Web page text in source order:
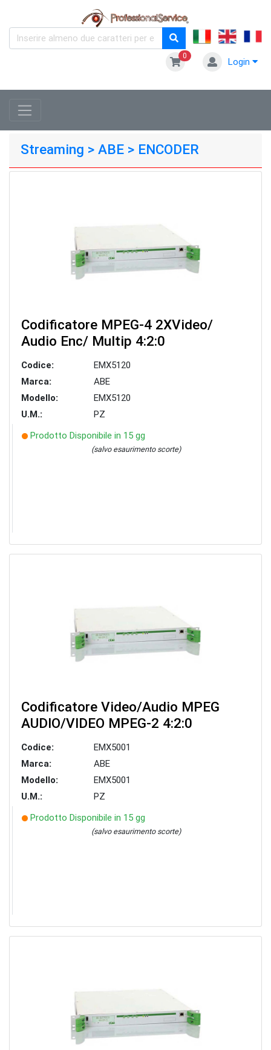
0
Login
Streaming > ABE > ENCODER
Codificatore MPEG-4 2XVideo/
Audio Enc/ Multip 4:2:0
Codice:
EMX5120
Marca:
ABE
Modello:
EMX5120
U.M.:
PZ
Prodotto Disponibile in 15 gg
(salvo esaurimento scorte)
Codificatore Video/Audio MPEG
AUDIO/VIDEO MPEG-2 4:2:0
Codice:
EMX5001
Marca:
ABE
Modello:
EMX5001
U.M.:
PZ
Prodotto Disponibile in 15 gg
(salvo esaurimento scorte)